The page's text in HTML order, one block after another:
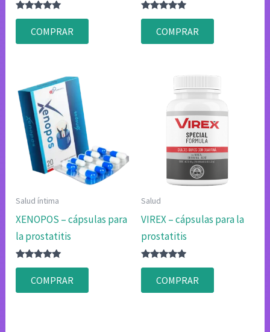
Valorado
4.80
de 5
COMPRAR
Valorado
4.80
de 5
COMPRAR
Salud íntima
XENOPOS – cápsulas para
la prostatitis
Valorado
4.83
de 5
COMPRAR
Salud
VIREX – cápsulas para la
prostatitis
Valorado
4.75
de 5
COMPRAR